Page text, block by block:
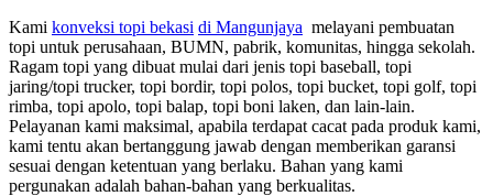
Kami konveksi topi bekasi di Mangunjaya melayani pembuatan
topi untuk perusahaan, BUMN, pabrik, komunitas, hingga sekolah.
Ragam topi yang dibuat mulai dari jenis topi baseball, topi
jaring/topi trucker, topi bordir, topi polos, topi bucket, topi golf, topi
rimba, topi apolo, topi balap, topi boni laken, dan lain-lain.
Pelayanan kami maksimal, apabila terdapat cacat pada produk kami,
kami tentu akan bertanggung jawab dengan memberikan garansi
sesuai dengan ketentuan yang berlaku. Bahan yang kami
pergunakan adalah bahan-bahan yang berkualitas.